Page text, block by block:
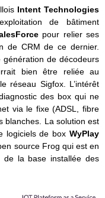
Intent Technologies
de bâtiment
pour relier ses
de CRM de ce dernier.
de décodeurs
bien être reliée au
réseau Sigfox. L’intérêt
des box qui ne
via le fixe (ADSL, fibre
blanches. La solution est
logiciels de boxWyPlay
source Frog qui est en
de la base installée des